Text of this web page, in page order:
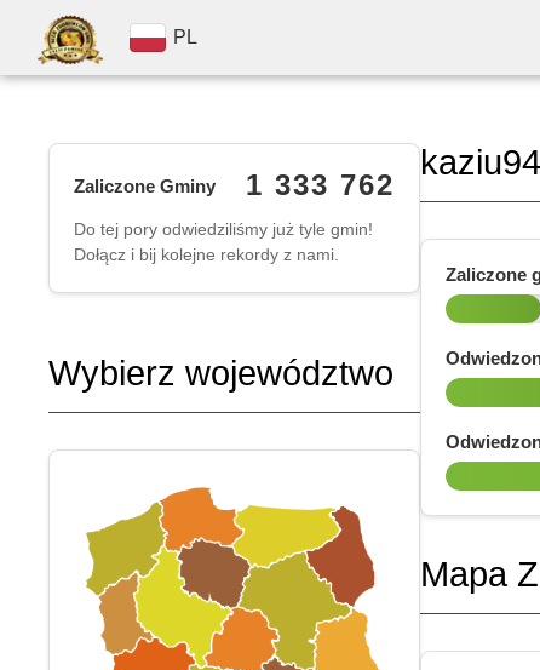
PL
Zaliczone Gminy 1 333 762
Do tej pory odwiedziliśmy już tyle gmin!
Dołącz i bij kolejne rekordy z nami.
Wybierz województwo
kaziu94
Zaliczone
Mapa